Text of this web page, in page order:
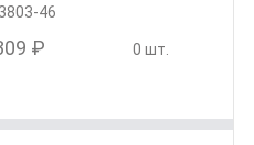
46
₽ 0 шт.